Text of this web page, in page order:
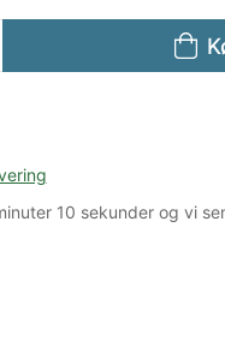
10 sekunderog vi